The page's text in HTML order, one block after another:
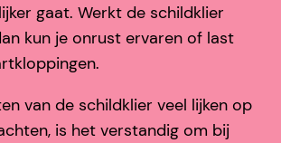
gaat. Werkt de schildklier
kun je onrust ervaren of last
van de schildklier veel lijken op
is het verstandig om bij